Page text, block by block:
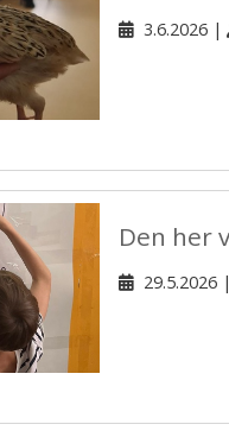
3.6.2026
Den her
29.5.2026